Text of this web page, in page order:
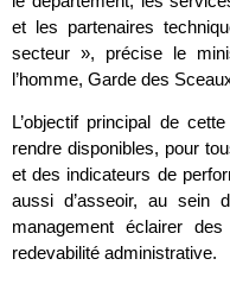
et les partenaires
secteur », précise le
l’homme, Garde des
L’objectif principal de
rendre disponibles, pour
et des indicateurs de
aussi d’asseoir, au sein
management éclairer
redevabilité administrative.